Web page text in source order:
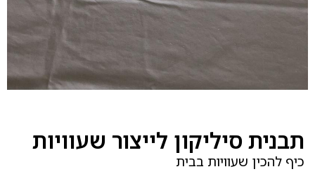
תבנית סיליקון לייצור שעוויות
כיף להכין שעוויות בבית